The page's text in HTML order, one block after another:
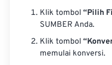
Klik tombol “Pilih
SUMBER Anda.
Klik tombol
memulai konversi.